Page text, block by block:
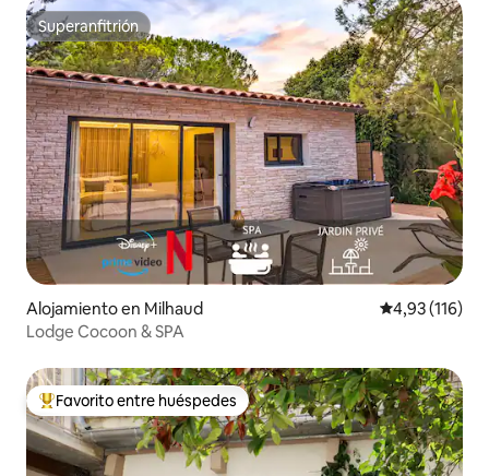
Superanfitrión
Superanfitrión
Alojamiento en Milhaud Calificación
4,93 (116)
Lodge Cocoon & SPA
Favorito entre los huéspedes más destacados
Favorito entre huéspedes